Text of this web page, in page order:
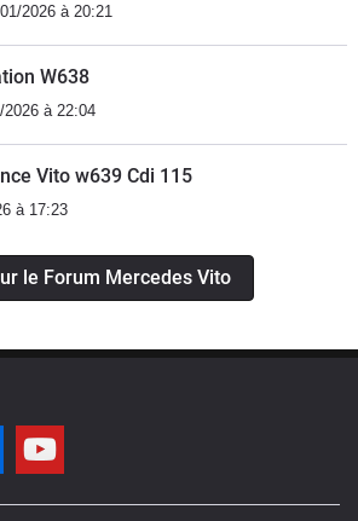
2026 à 20:21
W638
2026 à 22:04
Vito w639 Cdi 115
à 17:23
le Forum Mercedes Vito